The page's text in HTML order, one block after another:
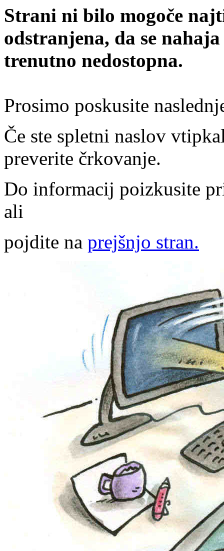
Strani ni bilo mogoče
odstranjena, da se
trenutno nedostopna.
Prosimo poskusite
Če ste spletni naslov
preverite črkovanje.
Do informacij poizkusite
ali
pojdite na prejšnjo stran.